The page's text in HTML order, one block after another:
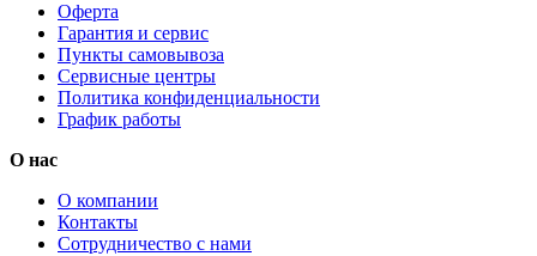
Оферта
Гарантия и сервис
Пункты самовывоза
Сервисные центры
Политика конфиденциальности
График работы
О нас
О компании
Контакты
Сотрудничество с нами